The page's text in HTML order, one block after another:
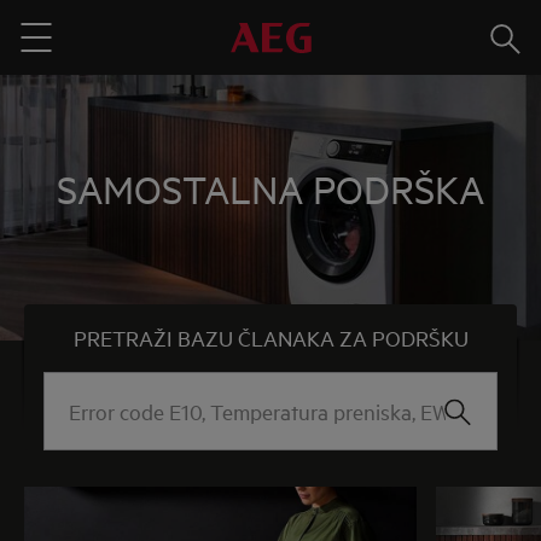
Menu
Traži
SAMOSTALNA PODRŠKA
PRETRAŽI BAZU ČLANAKA ZA PODRŠKU
code
E10,